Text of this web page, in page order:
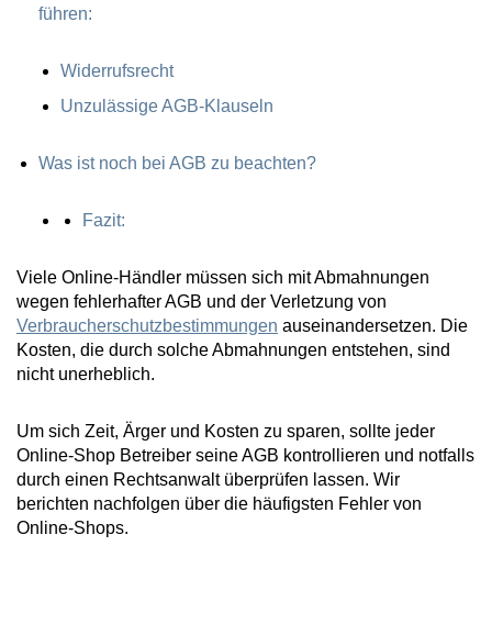
führen:
Widerrufsrecht
Unzulässige AGB-Klauseln
Was ist noch bei AGB zu beachten?
Fazit:
Viele Online-Händler müssen sich mit Abmahnungen
wegen fehlerhafter AGB und der Verletzung von
Verbraucherschutzbestimmungen auseinandersetzen. Die
Kosten, die durch solche Abmahnungen entstehen, sind
nicht unerheblich.
Um sich Zeit, Ärger und Kosten zu sparen, sollte jeder
Online-Shop Betreiber seine AGB kontrollieren und notfalls
durch einen Rechtsanwalt überprüfen lassen. Wir
berichten nachfolgen über die häufigsten Fehler von
Online-Shops.